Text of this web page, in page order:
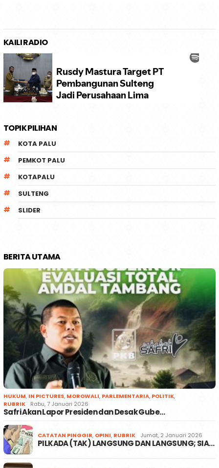
KAILI RADIO
TOPIK PILIHAN
KOTA PALU
PEMKOT PALU
KOTAPALU
SULTENG
SLIDER
BERITA UTAMA
HUKUM, IN PICTURES, MOROWALI, PARLEMENTARIA, POLITIK,
RUBRIK
Rabu, 7 Januari 2026
Safri Akan Lapor Presiden dan Desak Gube…
CATATAN PINGGIR, OPINI, RUBRIK Jumat, 2 Januari 2026
PILKADA (TAK) LANGSUNG DAN LANGSUNG; SIA…